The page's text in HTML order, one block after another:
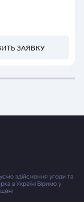
ЗАЯВКУ
здійснення угоди та
в Україні Віримо у